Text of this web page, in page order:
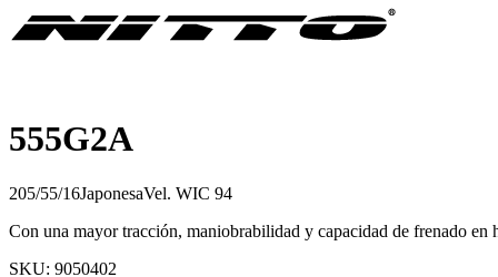
555G2A
205/55/16JaponesaVel. WIC 94
Con una mayor tracción, maniobrabilidad y capacidad de frenado en
SKU: 9050402